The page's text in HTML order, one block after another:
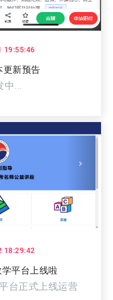
19:55:46
更新预告
中...
18:29:42
平台上线啦
台正式上线运营